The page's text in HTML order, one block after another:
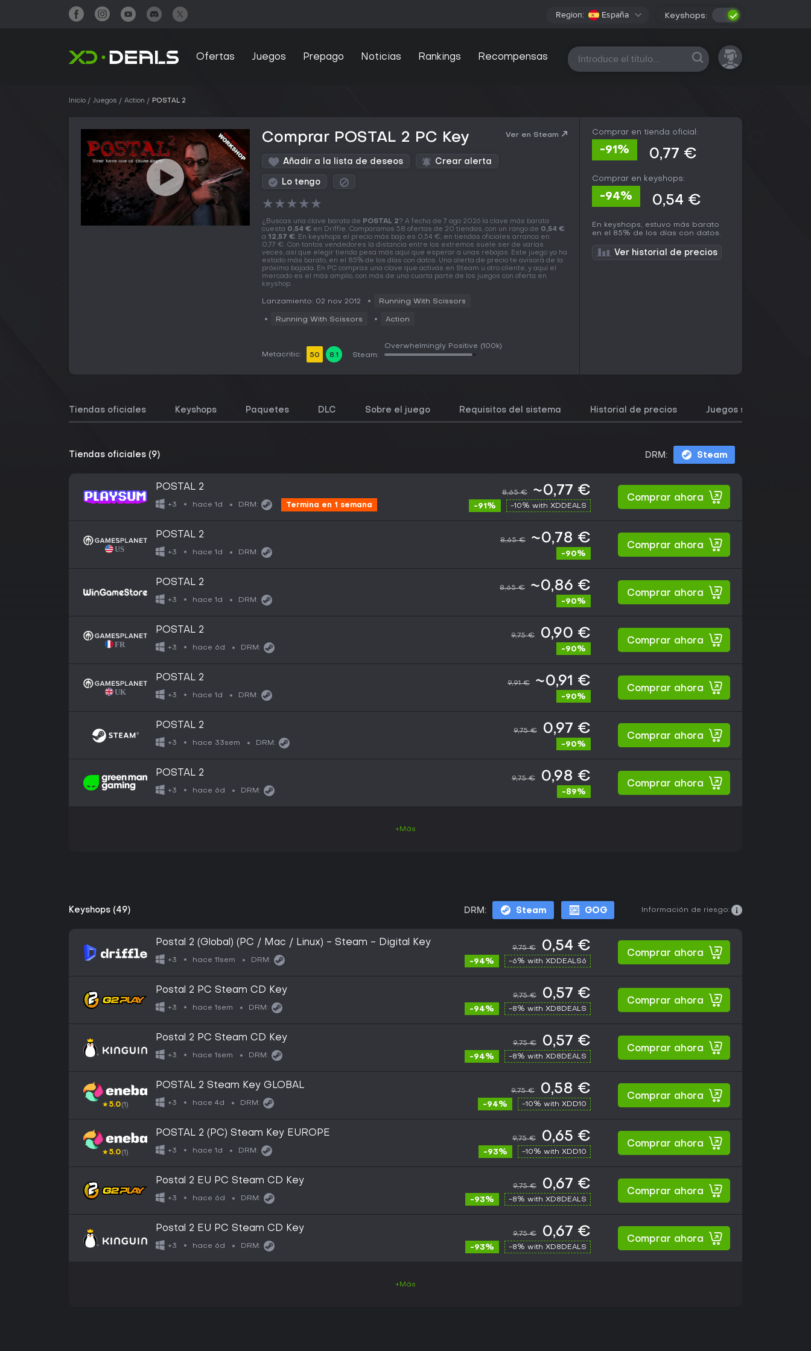
Region: España Keyshops:
Ofertas Juegos Prepago Noticias Rankings Recompensas Todas las plataformas
Inicio Juegos Action POSTAL 2
Comprar POSTAL 2 PC Key Ver en Steam
Añadir a la lista de deseos Crear alerta
Lo tengo
★★★★★
¿Buscas una clave barata de POSTAL 2? A fecha de 7 ago 2026 la clave más barata
cuesta 0,54 € en Driffle. Comparamos 58 ofertas de 20 tiendas, con un rango de 0,54 €
a 12,57 €. En keyshops el precio más bajo es 0,54 €, en tiendas oficiales arranca en
0,77 €. Con tantos vendedores la distancia entre los extremos suele ser de varias
veces, así que elegir tienda pesa más aquí que esperar a unas rebajas. Este juego ya ha
estado más barato, en el 85% de los días con datos. Una alerta de precio te avisará de la
próxima bajada. En PC compras una clave que activas en Steam u otro cliente, y aquí el
mercado es el más amplio, con más de una cuarta parte de los juegos con oferta en
keyshop.
Lanzamiento: 02 nov 2012 Running With Scissors
Running With Scissors Action
Metacritic: 50 8.1 Steam:
Overwhelmingly Positive (100k)
Comprar en tienda oficial:
-91% 0,77 €
Comprar en keyshops:
-94% 0,54 €
En keyshops, estuvo más barato
en el 85% de los días con datos.
Ver historial de precios
Tiendas oficiales Keyshops Paquetes DLC Sobre el juego Requisitos del sistema Historial de precios Juegos similares
Tiendas oficiales (9) DRM: Steam
POSTAL 2
+3 hace 1d DRM: Termina en 1 semana
8,65 € ~0,77 €
-91% -10% with XDDEALS
Comprar ahora
POSTAL 2
+3 hace 1d DRM:
8,65 € ~0,78 €
-90%
Comprar ahora
POSTAL 2
+3 hace 1d DRM:
8,65 € ~0,86 €
-90%
Comprar ahora
POSTAL 2
+3 hace 6d DRM:
9,75 € 0,90 €
-90%
Comprar ahora
POSTAL 2
+3 hace 1d DRM:
9,91 € ~0,91 €
-90%
Comprar ahora
POSTAL 2
+3 hace 33sem DRM:
9,75 € 0,97 €
-90%
Comprar ahora
POSTAL 2
+3 hace 6d DRM:
9,75 € 0,98 €
-89%
Comprar ahora
+Más
Keyshops (49) DRM: Steam GOG Información de riesgo:
Postal 2 (Global) (PC / Mac / Linux) - Steam - Digital Key
+3 hace 11sem DRM:
9,75 € 0,54 €
-94% -6% with XDDEALS6
Comprar ahora
Postal 2 PC Steam CD Key
+3 hace 1sem DRM:
9,75 € 0,57 €
-94% -8% with XD8DEALS
Comprar ahora
Postal 2 PC Steam CD Key
+3 hace 1sem DRM:
9,75 € 0,57 €
-94% -8% with XD8DEALS
Comprar ahora
★5.0(1)
POSTAL 2 Steam Key GLOBAL
+3 hace 4d DRM:
9,75 € 0,58 €
-94% -10% with XDD10
Comprar ahora
★5.0(1)
POSTAL 2 (PC) Steam Key EUROPE
+3 hace 1d DRM:
9,75 € 0,65 €
-93% -10% with XDD10
Comprar ahora
Postal 2 EU PC Steam CD Key
+3 hace 6d DRM:
9,75 € 0,67 €
-93% -8% with XD8DEALS
Comprar ahora
Postal 2 EU PC Steam CD Key
+3 hace 6d DRM:
9,75 € 0,67 €
-93% -8% with XD8DEALS
Comprar ahora
+Más